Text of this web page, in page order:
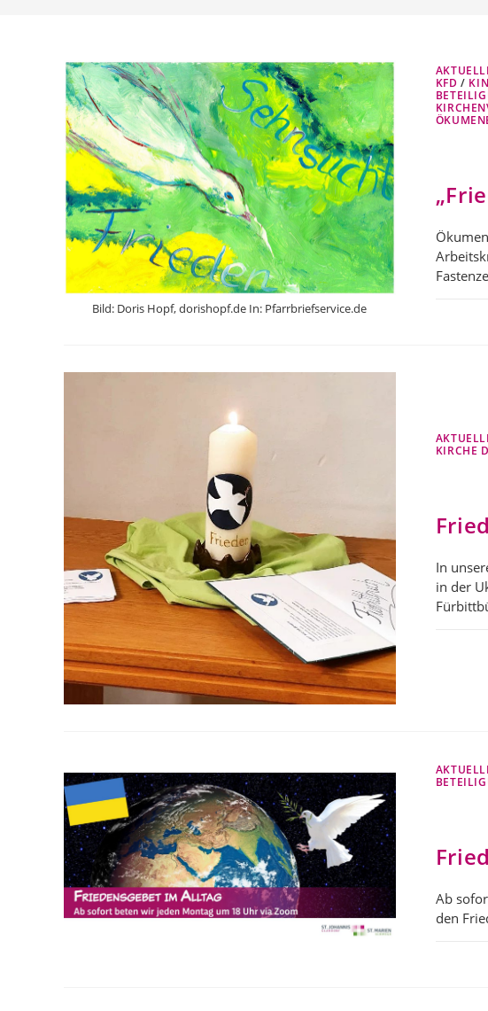
Bild: Doris Hopf, dorishopf.de In: Pfarrbriefservice.de
KFD /
KIRCHE
In
in der
Ab
den